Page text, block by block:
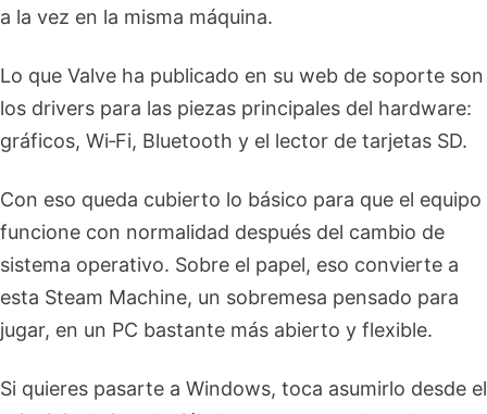
a la vez en la misma máquina.
Lo que Valve ha publicado en su web de soporte son
los drivers para las piezas principales del hardware:
gráficos, Wi‑Fi, Bluetooth y el lector de tarjetas SD.
Con eso queda cubierto lo básico para que el equipo
funcione con normalidad después del cambio de
sistema operativo. Sobre el papel, eso convierte a
esta Steam Machine, un sobremesa pensado para
jugar, en un PC bastante más abierto y flexible.
Si quieres pasarte a Windows, toca asumirlo desde el